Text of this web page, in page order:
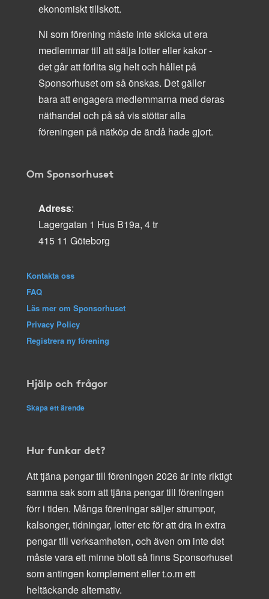
ekonomiskt tillskott.
Ni som förening måste inte skicka ut era
medlemmar till att sälja lotter eller kakor -
det går att förlita sig helt och hållet på
Sponsorhuset om så önskas. Det gäller
bara att engagera medlemmarna med deras
näthandel och på så vis stöttar alla
föreningen på nätköp de ändå hade gjort.
Om Sponsorhuset
Adress:
Lagergatan 1 Hus B19a, 4 tr
415 11 Göteborg
Kontakta oss
FAQ
Läs mer om Sponsorhuset
Privacy Policy
Registrera ny förening
Hjälp och frågor
Skapa ett ärende
Hur funkar det?
Att tjäna pengar till föreningen 2026 är inte riktigt
samma sak som att tjäna pengar till föreningen
förr i tiden. Många föreningar säljer strumpor,
kalsonger, tidningar, lotter etc för att dra in extra
pengar till verksamheten, och även om inte det
måste vara ett minne blott så finns Sponsorhuset
som antingen komplement eller t.o.m ett
heltäckande alternativ.